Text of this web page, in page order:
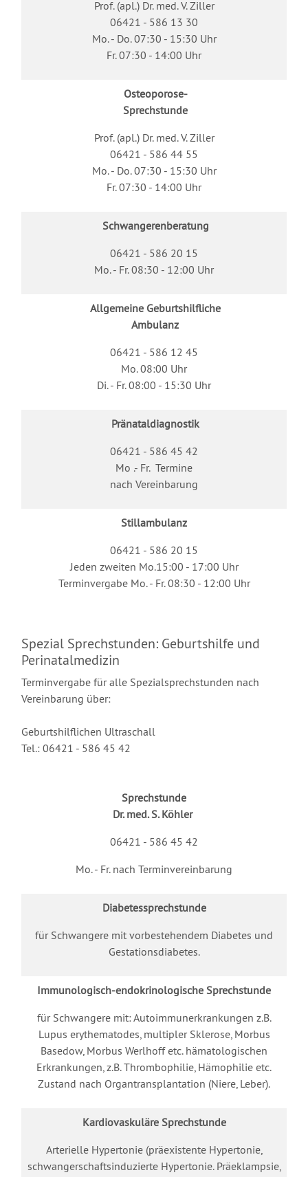
Prof. (apl.) Dr. med. V. Ziller
06421 - 586 13 30
Mo. - Do. 07:30 - 15:30 Uhr
Fr. 07:30 - 14:00 Uhr
Osteoporose-
Sprechstunde
Prof. (apl.) Dr. med. V. Ziller
06421 - 586 44 55
Mo. - Do. 07:30 - 15:30 Uhr
Fr. 07:30 - 14:00 Uhr
Schwangerenberatung
06421 - 586 20 15
Mo. - Fr. 08:30 - 12:00 Uhr
Allgemeine Geburtshilfliche
Ambulanz
06421 - 586 12 45
Mo. 08:00 Uhr
Di. - Fr. 08:00 - 15:30 Uhr
Pränataldiagnostik
06421 - 586 45 42
Mo .- Fr. Termine
nach Vereinbarung
Stillambulanz
06421 - 586 20 15
Jeden zweiten Mo.15:00 - 17:00 Uhr
Terminvergabe Mo. - Fr. 08:30 - 12:00 Uhr
Spezial Sprechstunden: Geburtshilfe und
Perinatalmedizin
Terminvergabe für alle Spezialsprechstunden nach
Vereinbarung über:
Geburtshilflichen Ultraschall
Tel.: 06421 - 586 45 42
Sprechstunde
Dr. med. S. Köhler
06421 - 586 45 42
Mo. - Fr. nach Terminvereinbarung
Diabetessprechstunde
für Schwangere mit vorbestehendem Diabetes und
Gestationsdiabetes.
Immunologisch-endokrinologische Sprechstunde
für Schwangere mit: Autoimmunerkrankungen z.B.
Lupus erythematodes, multipler Sklerose, Morbus
Basedow, Morbus Werlhoff etc. hämatologischen
Erkrankungen, z.B. Thrombophilie, Hämophilie etc.
Zustand nach Organtransplantation (Niere, Leber).
Kardiovaskuläre Sprechstunde
Arterielle Hypertonie (präexistente Hypertonie,
schwangerschaftsinduzierte Hypertonie. Präeklampsie,